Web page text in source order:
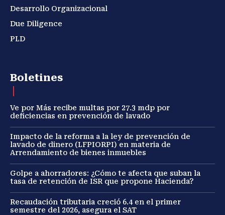
Desarrollo Organizacional
Due Diligence
PLD
Boletines
Ve por Más recibe multas por 27.3 mdp por
deficiencias en prevención de lavado
Impacto de la reforma a la ley de prevención de
lavado de dinero (LFPIORPI) en materia de
Arrendamiento de bienes inmuebles
Golpe a ahorradores: ¿Cómo te afecta que suban la
tasa de retención de ISR que propone Hacienda?
Recaudación tributaria creció 6.4 en el primer
semestre del 2026, asegura el SAT